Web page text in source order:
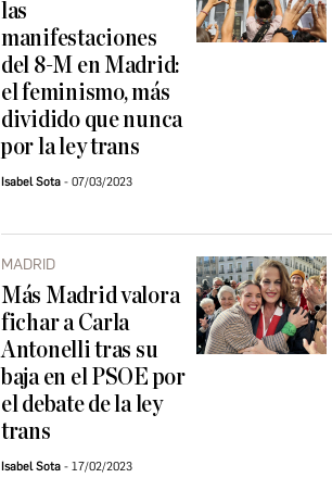
las
manifestaciones
del 8-M en Madrid:
el feminismo, más
dividido que nunca
por la ley trans
Isabel Sota 07/03/2023
MADRID
Más Madrid valora
fichar a Carla
Antonelli tras su
baja en el PSOE por
el debate de la ley
trans
Isabel Sota 17/02/2023